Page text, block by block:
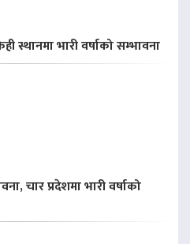
स्थानमा भारी वर्षाको सम्भावना
चार प्रदेशमा भारी वर्षाको